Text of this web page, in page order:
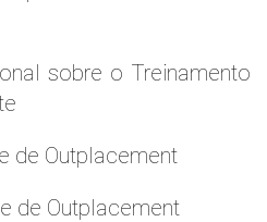
sobre o Treinamento
de Outplacement
de Outplacement